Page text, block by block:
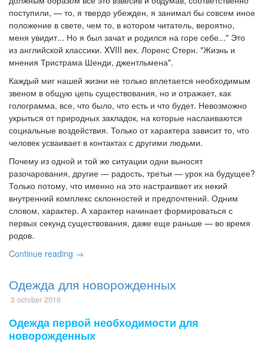
поступили, — то, я твердо убежден, я занимал бы совсем иное
положение в свете, чем то, в котором читатель, вероятно,
меня увидит... Но я был зачат и родился на горе себе..." Это
из английской классики. XVIII век. Лоренс Стерн. "Жизнь и
мнения Тристрама Шенди, джентльмена".
Каждый миг нашей жизни не только вплетается необходимым
звеном в общую цепь существования, но и отражает, как
голограмма, все, что было, что есть и что будет. Невозможно
укрыться от природных закладок, на которые наслаиваются
социальные воздействия. Только от характера зависит то, что
человек усваивает в контактах с другими людьми.
Почему из одной и той же ситуации одни выносят
разочарования, другие — радость, третьи — урок на будущее?
Только потому, что именно на это настраивает их некий
внутренний комплекс склонностей и предпочтений. Одним
словом, характер. А характер начинает формироваться с
первых секунд существования, даже еще раньше — во время
родов.
Continue reading →
Одежда для новорожденных
3 october 2016
Одежда первой необходимости для
новорожденных